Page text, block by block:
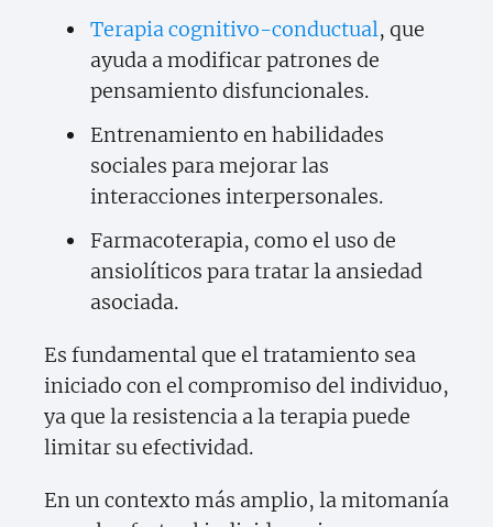
Terapia cognitivo-conductual, que
ayuda a modificar patrones de
pensamiento disfuncionales.
Entrenamiento en habilidades
sociales para mejorar las
interacciones interpersonales.
Farmacoterapia, como el uso de
ansiolíticos para tratar la ansiedad
asociada.
Es fundamental que el tratamiento sea
iniciado con el compromiso del individuo,
ya que la resistencia a la terapia puede
limitar su efectividad.
En un contexto más amplio, la mitomanía